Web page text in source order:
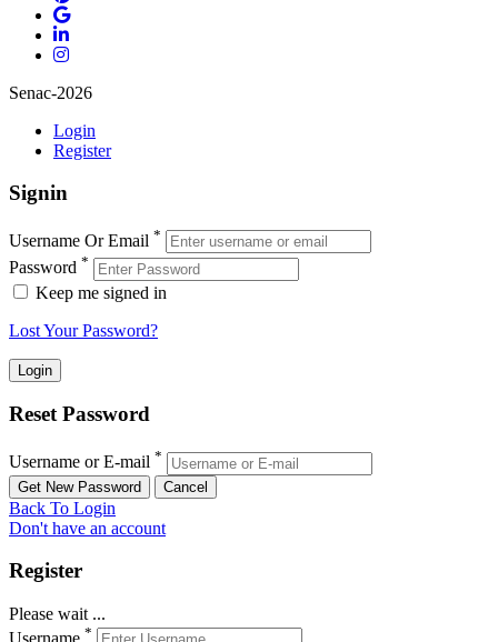
Senac-2026
Login
Register
Signin
Username Or Email *
Password *
Keep me signed in
Lost Your Password?
Reset Password
Username or E-mail *
Back To Login
Don't have an account
Register
Please wait ...
*